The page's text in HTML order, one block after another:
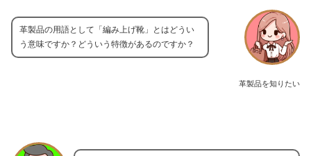
革製品を知りたい
革製品の用語として「編み上げ靴」とはどうい
う意味ですか？どういう特徴があるのですか？